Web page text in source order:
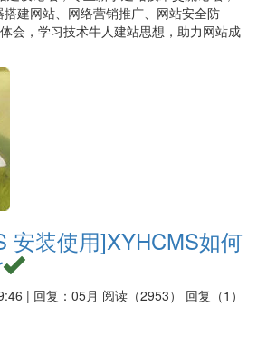
建网站、网络营销推广、网站安全防
会，学习技术牛人建站思想，助力网站成
安装使用]XYHCMS如何
阅读（2953） 回复（1）
| 回复：05月